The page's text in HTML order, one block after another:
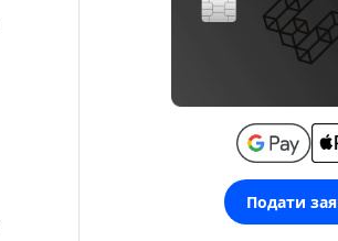
Подати